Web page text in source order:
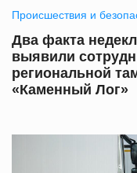
Происшествия и
Два факта
выявили
региональной
«Каменный Лог»